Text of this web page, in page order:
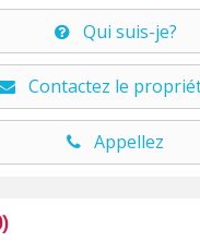
Qui suis-je?
Contactez le
Appellez